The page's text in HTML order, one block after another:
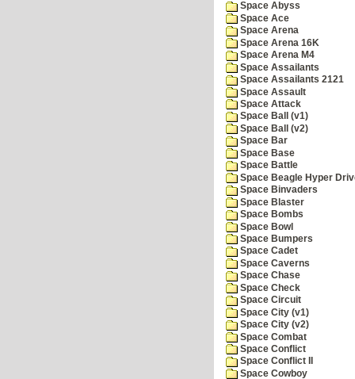
Space Abyss
Space Ace
Space Arena
Space Arena 16K
Space Arena M4
Space Assailants
Space Assailants 2121
Space Assault
Space Attack
Space Ball (v1)
Space Ball (v2)
Space Bar
Space Base
Space Battle
Space Beagle Hyper
Space Binvaders
Space Blaster
Space Bombs
Space Bowl
Space Bumpers
Space Cadet
Space Caverns
Space Chase
Space Check
Space Circuit
Space City (v1)
Space City (v2)
Space Combat
Space Conflict
Space Conflict II
Space Cowboy